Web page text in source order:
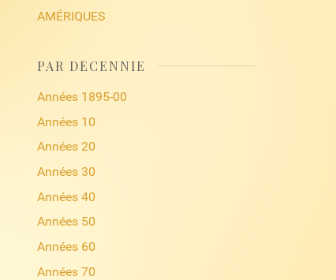
AMÉRIQUES
PAR DÉCENNIE
Années 1895-00
Années 10
Années 20
Années 30
Années 40
Années 50
Années 60
Années 70